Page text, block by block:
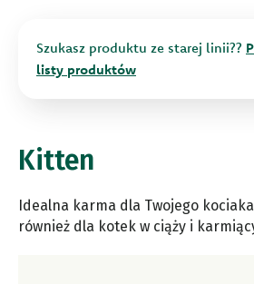
Szukasz produktu ze starej linii??
listy produktów
Kitten
Idealna karma dla Twojego
również dla kotek w ciąży i